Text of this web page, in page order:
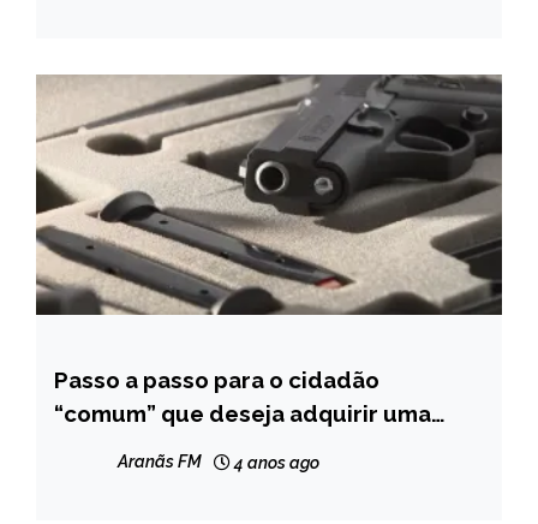
CAPELINHA
NOTÍCIAS
Passo a passo para o cidadão
“comum” que deseja adquirir uma
Aranãs FM 4 anos ago